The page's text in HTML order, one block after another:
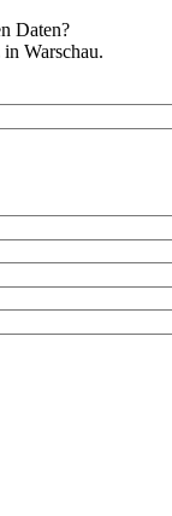
Daten?
Warschau.